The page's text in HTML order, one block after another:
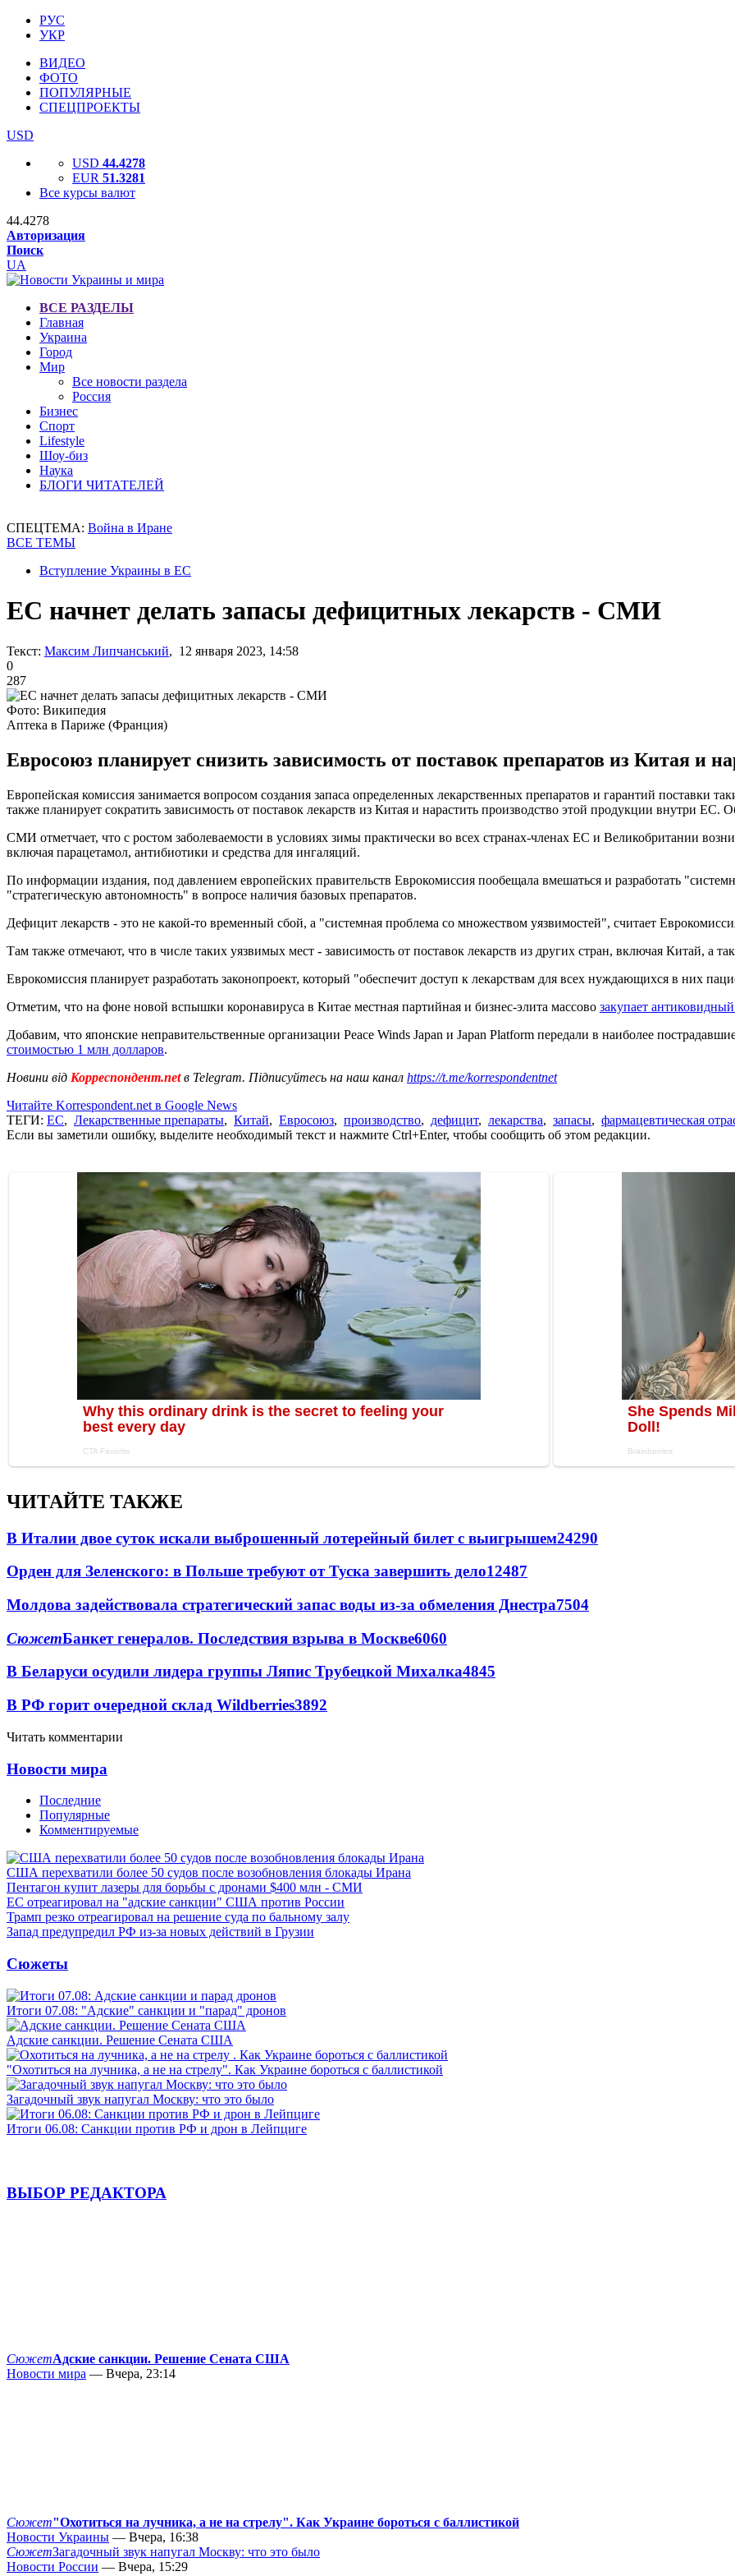
РУС
УКР
ВИДЕО
ФОТО
ПОПУЛЯРНЫЕ
СПЕЦПРОЕКТЫ
USD
USD 44.4278
EUR 51.3281
Все курсы валют
44.4278
Авторизация
Поиск
UA
ВСЕ РАЗДЕЛЫ
Главная
Украина
Город
Мир
Все новости раздела
Россия
Бизнес
Спорт
Lifestyle
Шоу-биз
Наука
БЛОГИ ЧИТАТЕЛЕЙ
СПЕЦТЕМА: Война в Иране
ВСЕ ТЕМЫ
Вступление Украины в ЕС
ЕС начнет делать запасы дефицитных лекарств - СМИ
Текст: Максим Липчанський, 12 января 2023, 14:58
0
287
Фото: Википедия
Аптека в Париже (Франция)
Евросоюз планирует снизить зависимость от поставок препаратов из Китая и
Европейская комиссия занимается вопросом создания запаса определенных лекарственных препаратов и гарантий поставки
также планирует сократить зависимость от поставок лекарств из Китая и нарастить производство этой продукции внутри ЕС.
СМИ отметчает, что с ростом заболеваемости в условиях зимы практически во всех странах-членах ЕС и Великобритании
включая парацетамол, антибиотики и средства для ингаляций.
По информации издания, под давлением европейских правительств Еврокомиссия пообещала вмешаться и разработать
"стратегическую автономность" в вопросе наличия базовых препаратов.
Дефицит лекарств - это не какой-то временный сбой, а "системная проблема со множеством уязвимостей", считает
Там также отмечают, что в числе таких уязвимых мест - зависимость от поставок лекарств из других стран, включая Китай, а
Еврокомиссия планирует разработать законопроект, который "обеспечит доступ к лекарствам для всех нуждающихся в них
Отметим, что на фоне новой вспышки коронавируса в Китае местная партийная и бизнес-элита массово закупает
Добавим, что японские неправительственные организации Peace Winds Japan и Japan Platform передали в наиболее
стоимостью 1 млн долларов.
Новини від Корреспондент.netв Telegram. Підписуйтесь на наш канал https://t.me/korrespondentnet
Читайте Korrespondent.net в Google News
ТЕГИ: ЕС, Лекарственные препараты, Китай, Евросоюз, производство, дефицит, лекарства, запасы, фармацевтическая
Если вы заметили ошибку, выделите необходимый текст и нажмите Ctrl+Enter, чтобы сообщить об этом редакции.
ЧИТАЙТЕ ТАКЖЕ
В Италии двое суток искали выброшенный лотерейный билет с выигрышем24290
Орден для Зеленского: в Польше требуют от Туска завершить дело12487
Молдова задействовала стратегический запас воды из-за обмеления Днестра7504
СюжетБанкет генералов. Последствия взрыва в Москве6060
В Беларуси осудили лидера группы Ляпис Трубецкой Михалка4845
В РФ горит очередной склад Wildberries3892
Читать комментарии
Новости мира
Последние
Популярные
Комментируемые
США перехватили более 50 судов после возобновления блокады Ирана
Пентагон купит лазеры для борьбы с дронами $400 млн - СМИ
ЕС отреагировал на "адские санкции" США против России
Трамп резко отреагировал на решение суда по бальному залу
Запад предупредил РФ из-за новых действий в Грузии
Сюжеты
Итоги 07.08: "Адские" санкции и "парад" дронов
Адские санкции. Решение Сената США
"Охотиться на лучника, а не на стрелу". Как Украине бороться с баллистикой
Загадочный звук напугал Москву: что это было
Итоги 06.08: Санкции против РФ и дрон в Лейпциге
ВЫБОР РЕДАКТОРА
СюжетАдские санкции. Решение Сената США
Новости мира — Вчера, 23:14
Сюжет"Охотиться на лучника, а не на стрелу". Как Украине бороться с баллистикой
Новости Украины — Вчера, 16:38
СюжетЗагадочный звук напугал Москву: что это было
Новости России — Вчера, 15:29